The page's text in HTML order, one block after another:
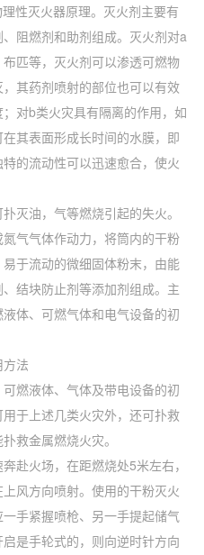
性灭火器原理。灭火剂主要有
阻燃剂和助剂组成。灭火剂对a
匹等，灭火剂可以渗透可燃物
其药剂喷射的部位也可以有效
对b类火灾具有隔离的作用，如
其表面形成长时间的水膜，即
的流动性可以迅速愈合，使火
灭油，气等燃烧引起的失火。
气气体作动力，将筒内的干粉
于流动的微细固体粉末，由能
结块防止剂等添加剂组成。主
体、可燃气体和电气设备的初
法
燃液体、气体及带电设备的初
于上述几类火灾外，还可扑救
救金属燃烧火灾。
赴火场，在距燃烧处5米左右，
风方向喷射。使用的干粉灭火
手紧握喷枪、另一手提起储气
是手轮式的，则向逆时针方向